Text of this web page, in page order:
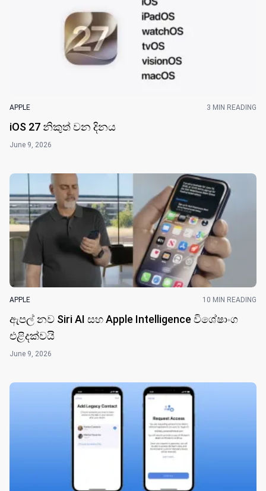
APPLE 3 MIN READING
iOS 27 නිකුත් වන දින​ය
June 9, 2026
APPLE 10 MIN READING
ඇපල් නව Siri AI සහ Apple Intelligence විශේෂාංග
එළිදක්වයි
June 9, 2026